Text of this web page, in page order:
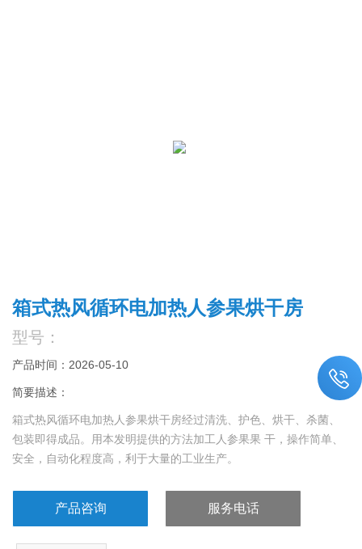
箱式热风循环电加热人参果烘干房
型号：
产品时间：2026-05-10
简要描述：
箱式热风循环电加热人参果烘干房经过清洗、护色、烘干、杀菌、
包装即得成品。用本发明提供的方法加工人参果果 干，操作简单、
安全，自动化程度高，利于大量的工业生产。
产品咨询 服务电话